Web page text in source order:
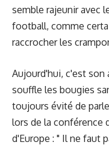
semble rajeunir avec
football, comme
raccrocher les
Aujourd'hui, c'est son
souffle les bougies
toujours évité de
lors de la conférence
d'Europe : " Il ne faut